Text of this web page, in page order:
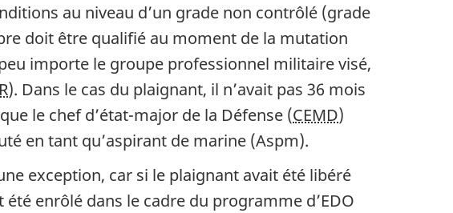
au niveau d’un grade non contrôlé (grade
doit être qualifié au moment de la mutation
importe le groupe professionnel militaire visé,
). Dans le cas du plaignant, il n’avait pas 36 mois
le chef d’état-major de la Défense (CEMD)
en tant qu’aspirant de marine (Aspm).
exception, car si le plaignant avait été libéré
enrôlé dans le cadre du programme d’EDO